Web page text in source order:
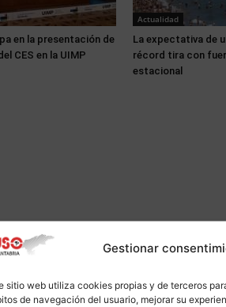
Gestionar
sitio web utiliza cookies propias y de terceros
de navegación del usuario, mejorar su
en la presentación de
CES en la UIMP
Actualidad
La expectativa de
récord tira con
estacional